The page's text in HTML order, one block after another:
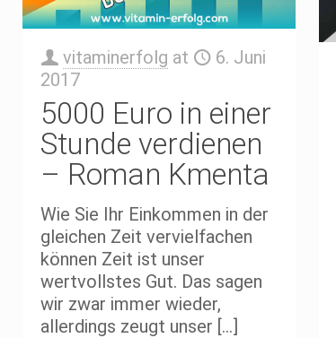
vitaminerfolg at
6. Juni
2017
5000 Euro in einer
Stunde verdienen
– Roman Kmenta
Wie Sie Ihr Einkommen in der
gleichen Zeit vervielfachen
können Zeit ist unser
wertvollstes Gut. Das sagen
wir zwar immer wieder,
allerdings zeugt unser […]